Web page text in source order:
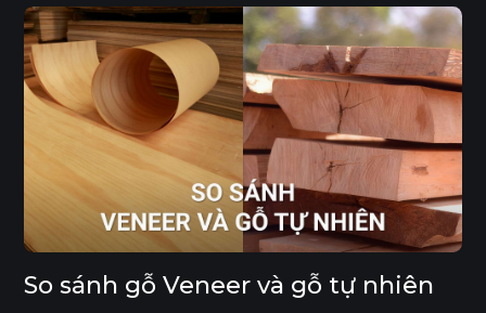
So sánh gỗ Veneer và gỗ tự nhiên